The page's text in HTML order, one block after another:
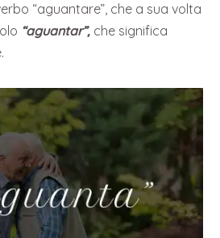
“aguantare”, che a sua volta
“aguantar”, che significa